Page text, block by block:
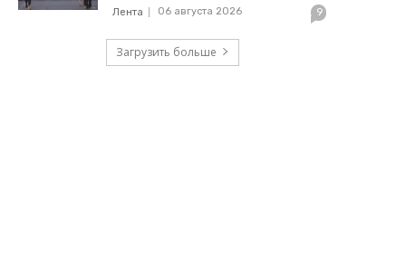
Лента 06 августа 2026 9
Загрузить больше